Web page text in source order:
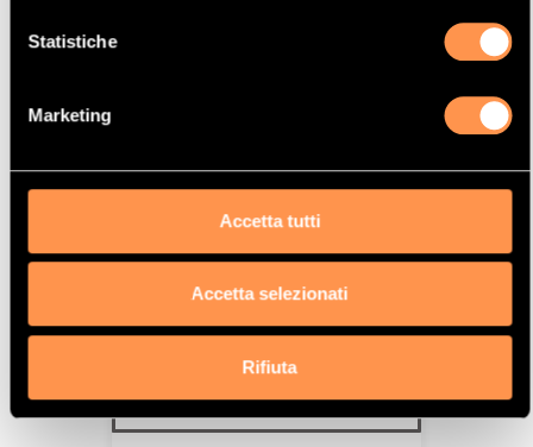
Statistiche
Marketing
Accetta tutti
Accetta selezionati
Rifiuta
Versione
Motor code
Data
CERCA IL TUO PRODOTTO PER